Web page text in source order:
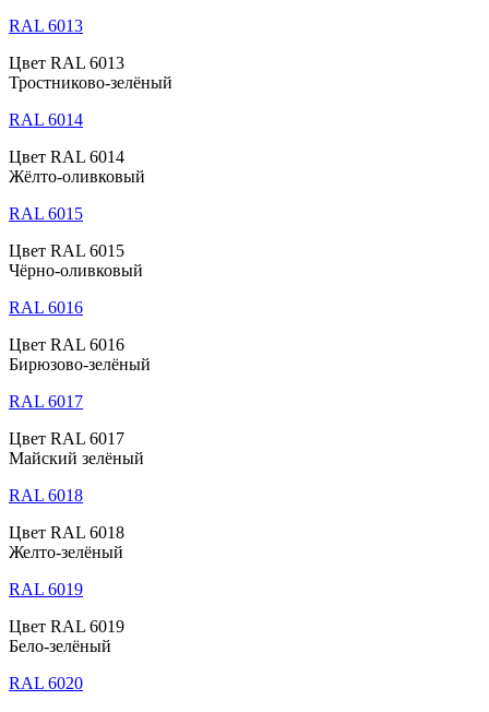
RAL 6013
Цвет RAL 6013
Тростниково-зелёный
RAL 6014
Цвет RAL 6014
Жёлто-оливковый
RAL 6015
Цвет RAL 6015
Чёрно-оливковый
RAL 6016
Цвет RAL 6016
Бирюзово-зелёный
RAL 6017
Цвет RAL 6017
Майский зелёный
RAL 6018
Цвет RAL 6018
Желто-зелёный
RAL 6019
Цвет RAL 6019
Бело-зелёный
RAL 6020